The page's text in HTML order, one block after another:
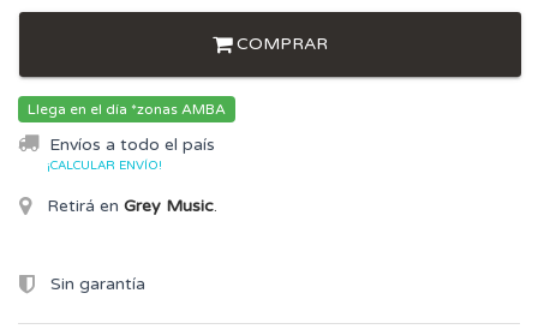
COMPRAR
Llega en el día *zonas AMBA
Envíos a todo el país
¡CALCULAR ENVÍO!
Retirá en Grey Music.
Sin garantía